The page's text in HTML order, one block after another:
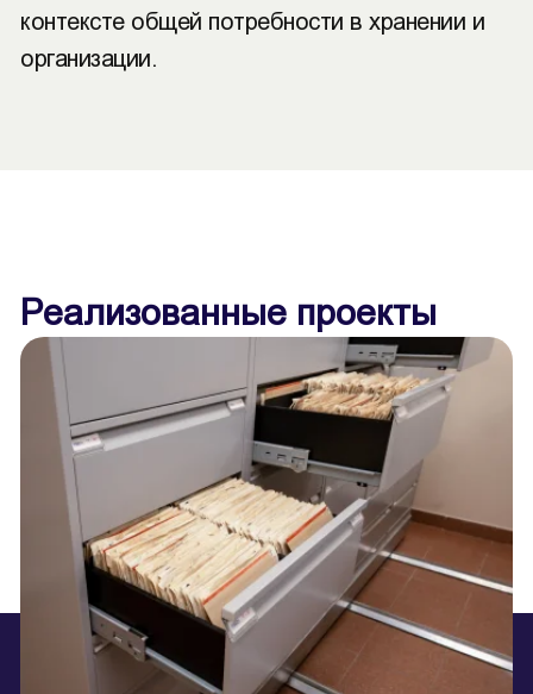
контексте общей потребности в хранении и
организации.
Реализованные проекты